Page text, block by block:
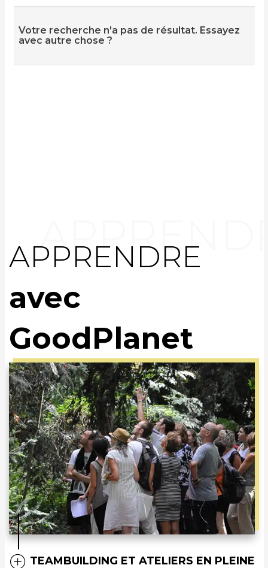
Votre recherche n'a pas de résultat. Essayez
avec autre chose ?
APPRENDRE
avec
GoodPlanet
TEAMBUILDING ET ATELIERS EN PLEINE